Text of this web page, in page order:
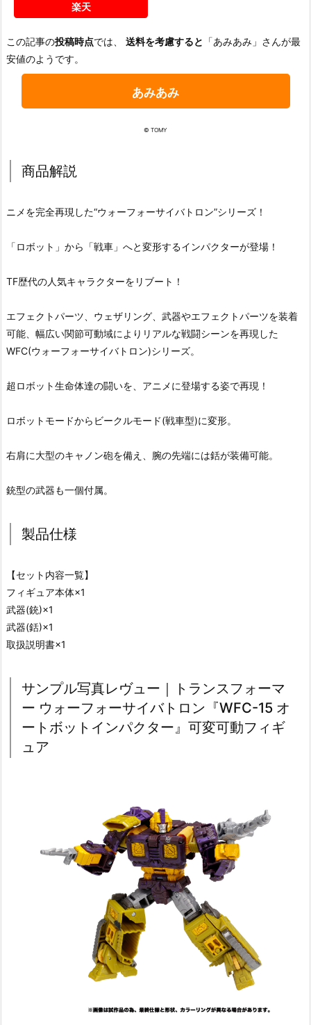
楽天
この記事の投稿時点では、 送料を考慮すると 「あみあみ」さんが最
安値のようです。
あみあみ
© TOMY
商品解説
ニメを完全再現した“ウォーフォーサイバトロン”シリーズ！
「ロボット」から「戦車」へと変形するインパクターが登場！
TF歴代の人気キャラクターをリブート！
エフェクトパーツ、ウェザリング、武器やエフェクトパーツを装着
可能、幅広い関節可動域によりリアルな戦闘シーンを再現した
WFC(ウォーフォーサイバトロン)シリーズ。
超ロボット生命体達の闘いを、アニメに登場する姿で再現！
ロボットモードからビークルモード(戦車型)に変形。
右肩に大型のキャノン砲を備え、腕の先端には銛が装備可能。
銃型の武器も一個付属。
製品仕様
【セット内容一覧】
フィギュア本体×1
武器(銃)×1
武器(銛)×1
取扱説明書×1
サンプル写真レヴュー｜トランスフォーマ
ー ウォーフォーサイバトロン『WFC-15 オ
ートボットインパクター』可変可動フィギ
ュア